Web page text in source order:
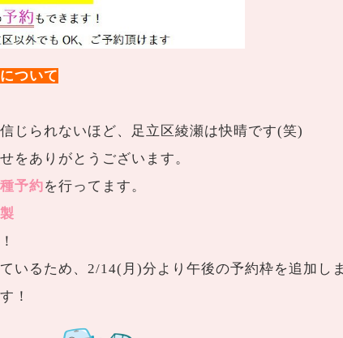
ついて
じられないほど、足立区綾瀬は快晴です(笑)
をありがとうございます。
予約を行ってます。
いるため、2/14(月)分より午後の予約枠を追加し
！